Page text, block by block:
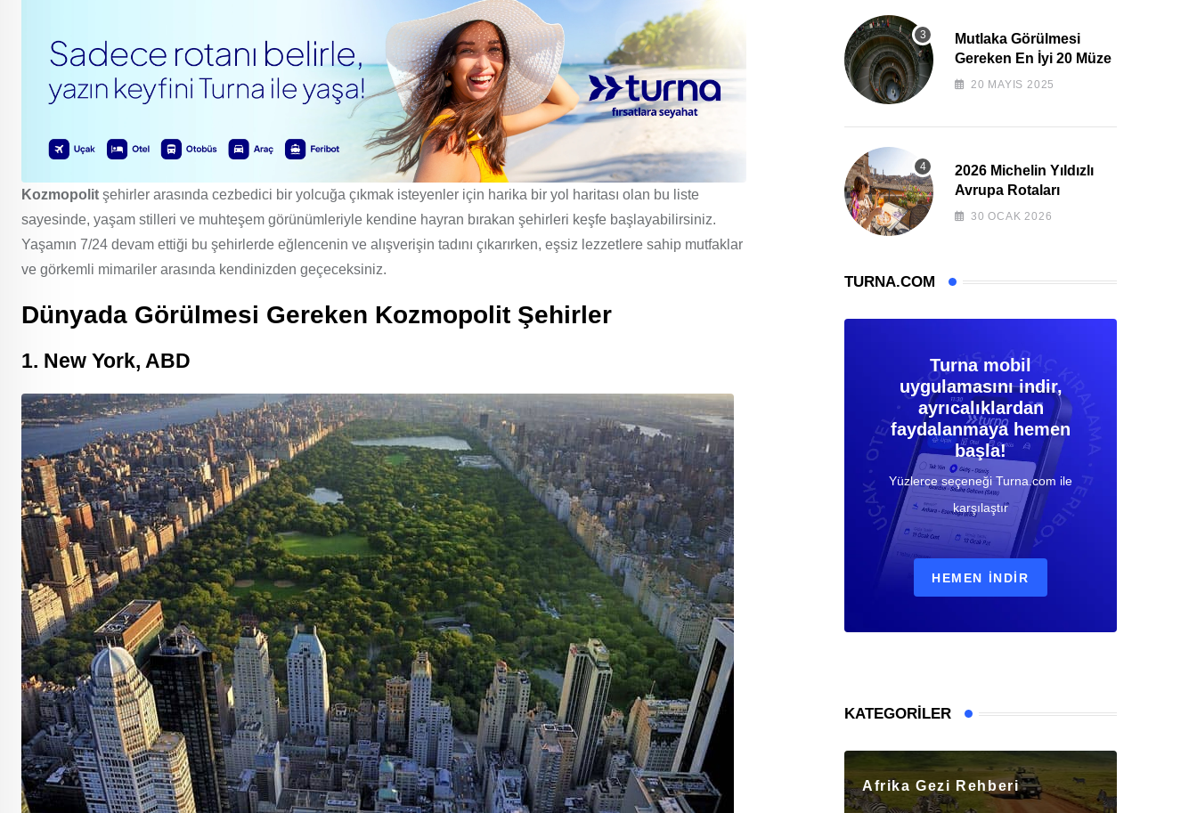
Kozmopolit şehirler arasında cezbedici bir yolcuğa çıkmak isteyenler için harika bir yol haritası olan bu liste
sayesinde, yaşam stilleri ve muhteşem görünümleriyle kendine hayran bırakan şehirleri keşfe başlayabilirsiniz.
Yaşamın 7/24 devam ettiği bu şehirlerde eğlencenin ve alışverişin tadını çıkarırken, eşsiz lezzetlere sahip mutfaklar
ve görkemli mimariler arasında kendinizden geçeceksiniz.
Dünyada Görülmesi Gereken Kozmopolit Şehirler
1. New York, ABD
Mutlaka Görülmesi
Gereken En İyi 20 Müze
20 MAYIS 2025
2026 Michelin Yıldızlı
Avrupa Rotaları
30 OCAK 2026
TURNA.COM
Turna mobil
uygulamasını indir,
ayrıcalıklardan
faydalanmaya hemen
başla!
Yüzlerce seçeneği Turna.com ile
karşılaştır
HEMEN İNDIR
KATEGORILER
Afrika Gezi Rehberi